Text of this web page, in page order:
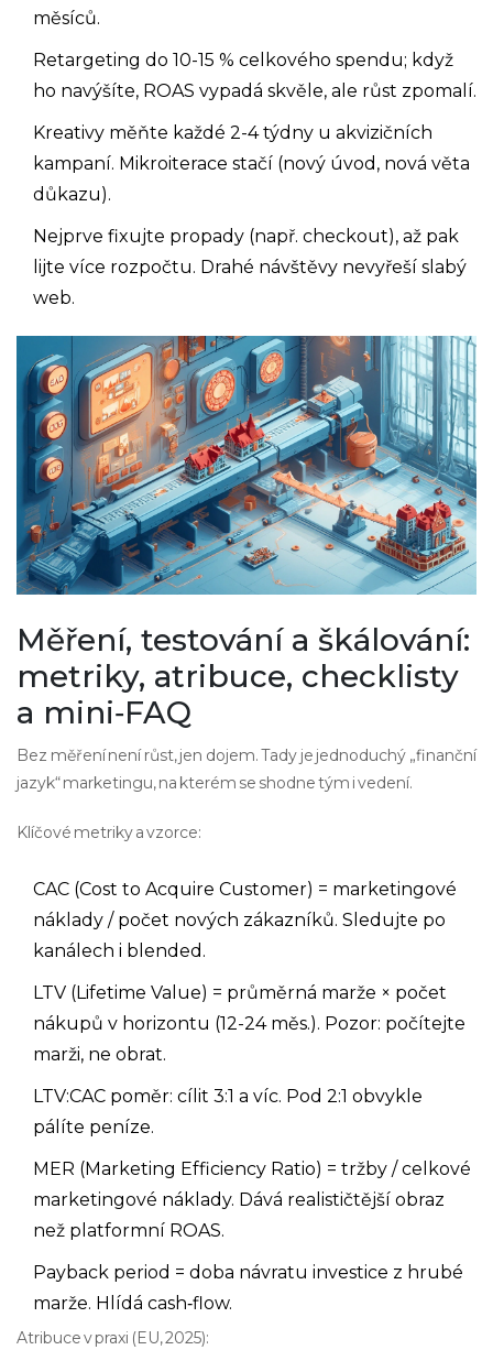
měsíců.
Retargeting do 10-15 % celkového spendu; když
ho navýšíte, ROAS vypadá skvěle, ale růst zpomalí.
Kreativy měňte každé 2-4 týdny u akvizičních
kampaní. Mikroiterace stačí (nový úvod, nová věta
důkazu).
Nejprve fixujte propady (např. checkout), až pak
lijte více rozpočtu. Drahé návštěvy nevyřeší slabý
web.
Měření, testování a škálování:
metriky, atribuce, checklisty
a mini‑FAQ
Bez měření není růst, jen dojem. Tady je jednoduchý „finanční
jazyk“ marketingu, na kterém se shodne tým i vedení.
Klíčové metriky a vzorce:
CAC (Cost to Acquire Customer) = marketingové
náklady / počet nových zákazníků. Sledujte po
kanálech i blended.
LTV (Lifetime Value) = průměrná marže × počet
nákupů v horizontu (12-24 měs.). Pozor: počítejte
marži, ne obrat.
LTV:CAC poměr: cílit 3:1 a víc. Pod 2:1 obvykle
pálíte peníze.
MER (Marketing Efficiency Ratio) = tržby / celkové
marketingové náklady. Dává realističtější obraz
než platformní ROAS.
Payback period = doba návratu investice z hrubé
marže. Hlídá cash‑flow.
Atribuce v praxi (EU, 2025):